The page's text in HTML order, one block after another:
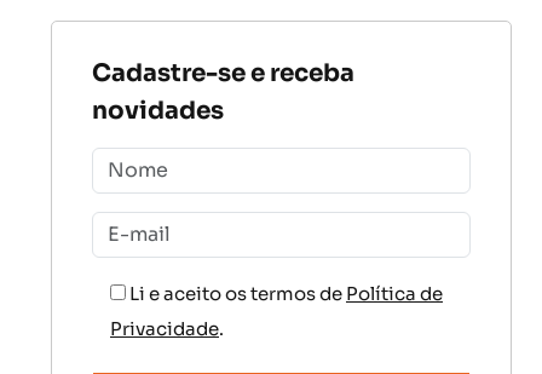
Cadastre-se e receba
novidades
Li e aceito os termos de Política de
Privacidade.